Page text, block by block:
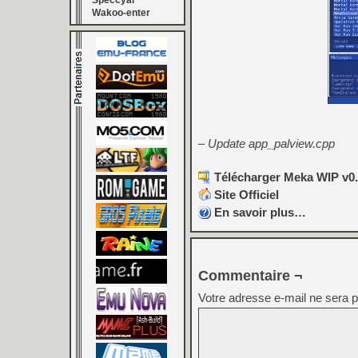
Wakoo-enter
– Update app_palview.cpp
Télécharger Meka WIP
Site Officiel
En savoir plus…
Commentaire ¬
Votre adresse e-mail ne sera